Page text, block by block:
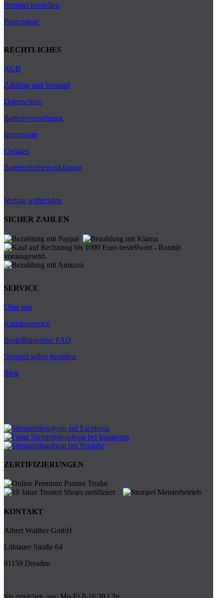
Stempel herstellen
Prägezange
RECHTLICHES
AGB
Zahlung und Versand
Datenschutz
Batterieverordnung
Impressum
Cookies
Barrierefreiheitserklärung
Vertrag widerrufen
SICHER ZAHLEN
SERVICE
Über uns
Kundenservice
Bestellhinweise/ FAQ
Stempel selbst gestalten
Blog
ZERTIFIZIERUNGEN
KONTAKT
Albert Walther GmbH
Löbtauer Straße 64
01159 Dresden
Sie erreichen uns: Mo-Fr 8-16.30 Uhr